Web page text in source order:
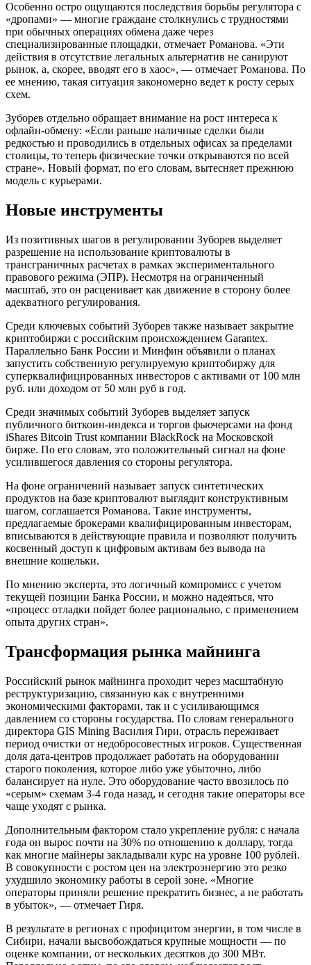
Особенно остро ощущаются последствия борьбы регулятора с
«дропами» — многие граждане столкнулись с трудностями
при обычных операциях обмена даже через
специализированные площадки, отмечает Романова. «Эти
действия в отсутствие легальных альтернатив не санируют
рынок, а, скорее, вводят его в хаос», — отмечает Романова. По
ее мнению, такая ситуация закономерно ведет к росту серых
схем.
Зуборев отдельно обращает внимание на рост интереса к
офлайн-обмену: «Если раньше наличные сделки были
редкостью и проводились в отдельных офисах за пределами
столицы, то теперь физические точки открываются по всей
стране». Новый формат, по его словам, вытесняет прежнюю
модель с курьерами.
Новые инструменты
Из позитивных шагов в регулировании Зуборев выделяет
разрешение на использование криптовалюты в
трансграничных расчетах в рамках экспериментального
правового режима (ЭПР). Несмотря на ограниченный
масштаб, это он расценивает как движение в сторону более
адекватного регулирования.
Среди ключевых событий Зуборев также называет закрытие
криптобиржи с российским происхождением Garantex.
Параллельно Банк России и Минфин объявили о планах
запустить собственную регулируемую криптобиржу для
суперквалифицированных инвесторов с активами от 100 млн
руб. или доходом от 50 млн руб в год.
Среди значимых событий Зуборев выделяет запуск
публичного биткоин-индекса и торгов фьючерсами на фонд
iShares Bitcoin Trust компании BlackRock на Московской
бирже. По его словам, это положительный сигнал на фоне
усилившегося давления со стороны регулятора.
На фоне ограничений называет запуск синтетических
продуктов на базе криптовалют выглядит конструктивным
шагом, соглашается Романова. Такие инструменты,
предлагаемые брокерами квалифицированным инвесторам,
вписываются в действующие правила и позволяют получить
косвенный доступ к цифровым активам без вывода на
внешние кошельки.
По мнению эксперта, это логичный компромисс с учетом
текущей позиции Банка России, и можно надеяться, что
«процесс отладки пойдет более рационально, с применением
опыта других стран».
Трансформация рынка майнинга
Российский рынок майнинга проходит через масштабную
реструктуризацию, связанную как с внутренними
экономическими факторами, так и с усиливающимся
давлением со стороны государства. По словам генерального
директора GIS Mining Василия Гири, отрасль переживает
период очистки от недобросовестных игроков. Существенная
доля дата-центров продолжает работать на оборудовании
старого поколения, которое либо уже убыточно, либо
балансирует на нуле. Это оборудование часто ввозилось по
«серым» схемам 3-4 года назад, и сегодня такие операторы все
чаще уходят с рынка.
Дополнительным фактором стало укрепление рубля: с начала
года он вырос почти на 30% по отношению к доллару, тогда
как многие майнеры закладывали курс на уровне 100 рублей.
В совокупности с ростом цен на электроэнергию это резко
ухудшило экономику работы в серой зоне. «Многие
операторы приняли решение прекратить бизнес, а не работать
в убыток», — отмечает Гиря.
В результате в регионах с профицитом энергии, в том числе в
Сибири, начали высвобождаться крупные мощности — по
оценке компании, от нескольких десятков до 300 МВт.